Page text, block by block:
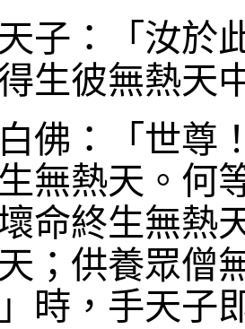
子：「汝於
生彼無熱天
佛：「世尊
無熱天。何
命終生無熱
；供養眾僧
時，手天子